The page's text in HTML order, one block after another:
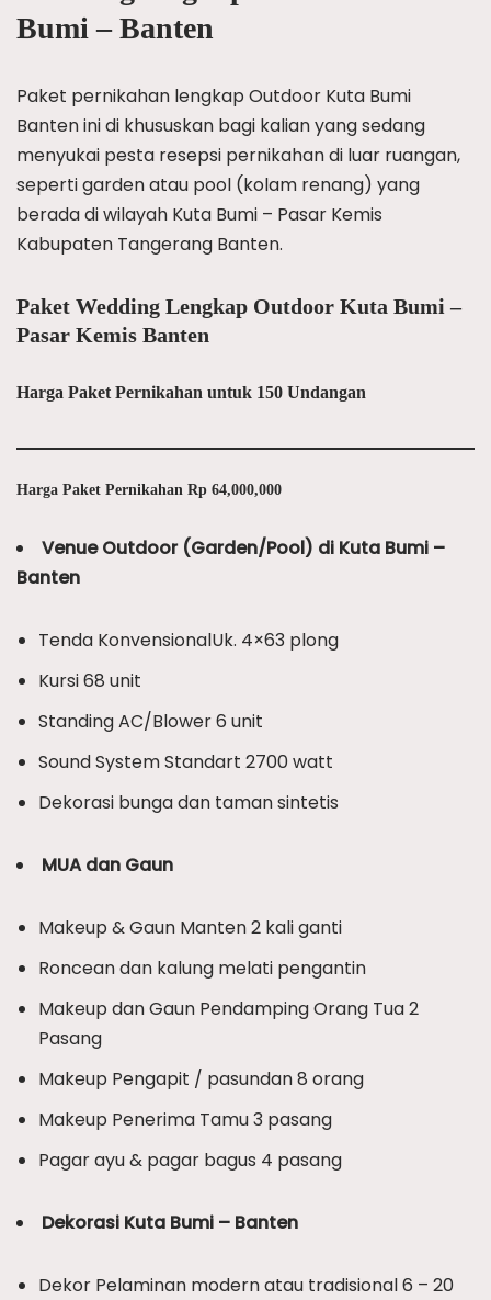
Bumi – Banten
Paket pernikahan lengkap Outdoor Kuta Bumi
Banten ini di khususkan bagi kalian yang sedang
menyukai pesta resepsi pernikahan di luar ruangan,
seperti garden atau pool (kolam renang) yang
berada di wilayah Kuta Bumi – Pasar Kemis
Kabupaten Tangerang Banten.
Paket Wedding Lengkap Outdoor Kuta Bumi –
Pasar Kemis Banten
Harga Paket Pernikahan untuk 150 Undangan
Harga Paket Pernikahan Rp 64,000,000
Venue Outdoor (Garden/Pool) di Kuta Bumi –
Banten
Tenda KonvensionalUk. 4×63 plong
Kursi 68 unit
Standing AC/Blower 6 unit
Sound System Standart 2700 watt
Dekorasi bunga dan taman sintetis
MUA dan Gaun
Makeup & Gaun Manten 2 kali ganti
Roncean dan kalung melati pengantin
Makeup dan Gaun Pendamping Orang Tua 2
Pasang
Makeup Pengapit / pasundan 8 orang
Makeup Penerima Tamu 3 pasang
Pagar ayu & pagar bagus 4 pasang
Dekorasi Kuta Bumi – Banten
Dekor Pelaminan modern atau tradisional 6 – 20